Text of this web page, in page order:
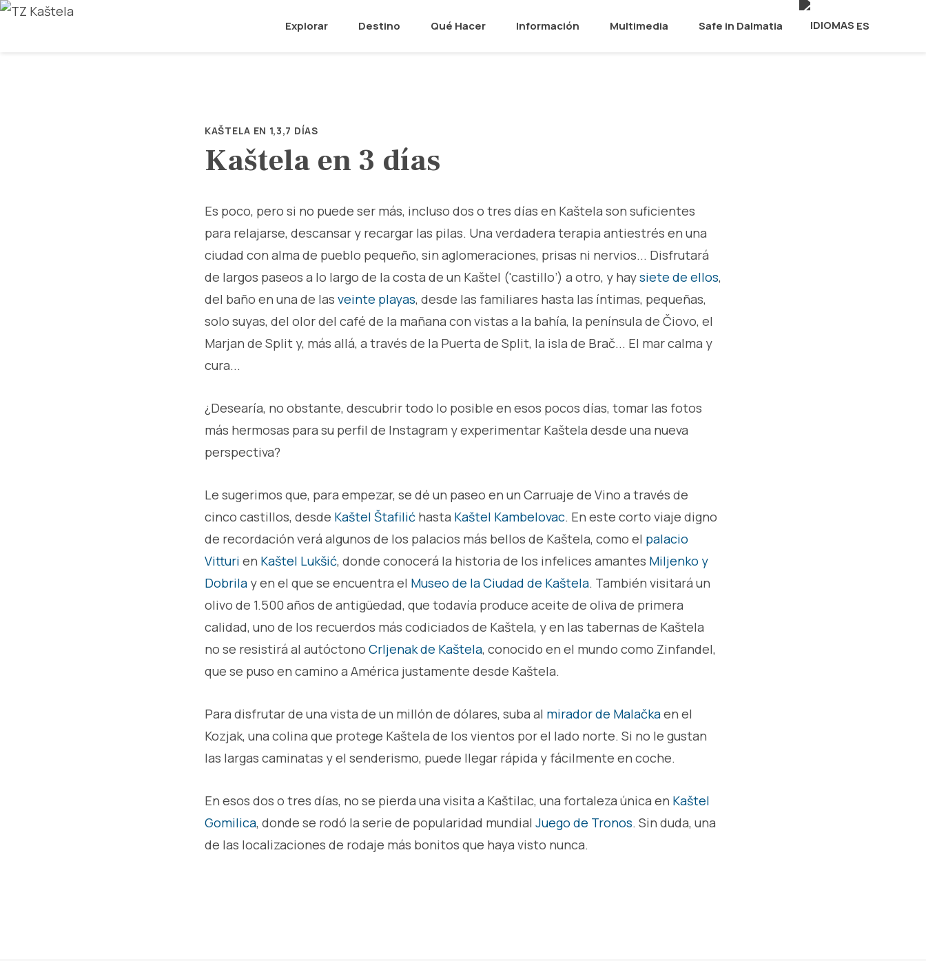
Explorar Destino Qué Hacer Información Multimedia Safe in Dalmatia ES
KAŠTELA EN 1,3,7 DÍAS
Kaštela en 3 días
Es poco, pero si no puede ser más, incluso dos o tres días en Kaštela son suficientes
para relajarse, descansar y recargar las pilas. Una verdadera terapia antiestrés en una
ciudad con alma de pueblo pequeño, sin aglomeraciones, prisas ni nervios... Disfrutará
de largos paseos a lo largo de la costa de un Kaštel ('castillo’) a otro, y haysiete de ellos,
del baño en una de las veinte playas, desde las familiares hasta las íntimas, pequeñas,
solo suyas, del olor del café de la mañana con vistas a la bahía, la península de Čiovo, el
Marjan de Split y, más allá, a través de la Puerta de Split, la isla de Brač... El mar calma y
cura...
¿Desearía, no obstante, descubrir todo lo posible en esos pocos días, tomar las fotos
más hermosas para su perfil de Instagram y experimentar Kaštela desde una nueva
perspectiva?
Le sugerimos que, para empezar, se dé un paseo en un Carruaje de Vino a través de
cinco castillos, desde Kaštel Štafilić hasta Kaštel Kambelovac. En este corto viaje digno
de recordación verá algunos de los palacios más bellos de Kaštela, como el palacio
Vitturi en Kaštel Lukšić, donde conocerá la historia de los infelices amantes Miljenko y
Dobrila y en el que se encuentra el Museo de la Ciudad de Kaštela. También visitará un
olivo de 1.500 años de antigüedad, que todavía produce aceite de oliva de primera
calidad, uno de los recuerdos más codiciados de Kaštela, y en las tabernas de Kaštela
no se resistirá al autóctono Crljenak de Kaštela, conocido en el mundo como Zinfandel,
que se puso en camino a América justamente desde Kaštela.
Para disfrutar de una vista de un millón de dólares, suba al mirador de Malačkaen el
Kozjak, una colina que protege Kaštela de los vientos por el lado norte. Si no le gustan
las largas caminatas y el senderismo, puede llegar rápida y fácilmente en coche.
En esos dos o tres días, no se pierda una visita a Kaštilac, una fortaleza única en Kaštel
Gomilica, donde se rodó la serie de popularidad mundial Juego de Tronos. Sin duda, una
de las localizaciones de rodaje más bonitos que haya visto nunca.